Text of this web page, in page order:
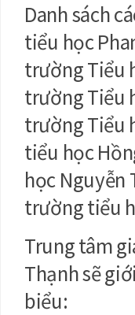
Danh sách
tiểu học
trường Tiểu
trường Tiểu
trường Tiểu
tiểu học
học Nguyễn
trường tiểu
Trung tâm
Thạnh sẽ
biểu: